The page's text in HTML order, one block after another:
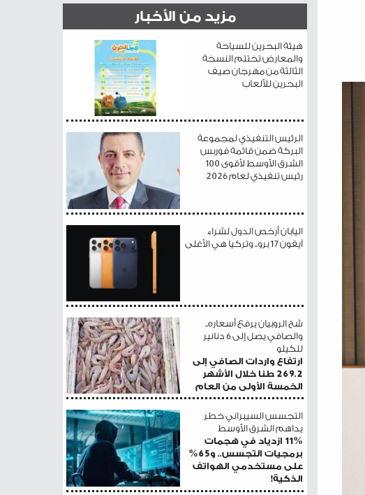
مزيد من الأخبار
هيئة البحرين للسياحة
والمعارض تختتم النسخة
الثالثة من مهرجان صيف
البحرين للألعاب
الرئيس التنفيذي لمجموعة
البركة ضمن قائمة فوربس
الشرق الأوسط لأقوى 100
رئيس تنفيذي لعام 2026
اليابان أرخص الدول لشراء
آيفون 17 برو.. وتركيا هي الأغلى
شح الروبيان يرفع أسعاره..
والصافي يصل إلى 6 دنانير
للكيلو
ارتفاع واردات الصافي إلى
269.2 طنا خلال الأشهر
الخمسة الأولى من العام
التجسس السيبراني خطر
يداهم الشرق الأوسط
11% ازدياد في هجمات
برمجيات التجسس.. و65%
على مستخدمي الهواتف
الذكية!